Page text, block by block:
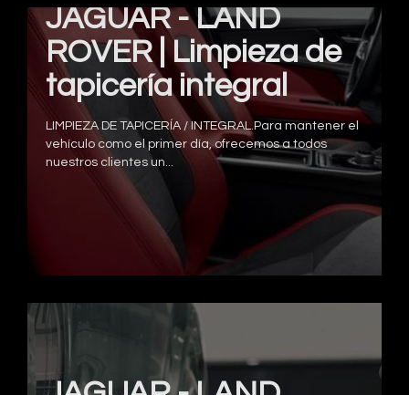
JAGUAR - LAND
ROVER | Limpieza de
tapicería integral
LIMPIEZA DE TAPICERÍA / INTEGRAL.Para mantener el
vehículo como el primer día, ofrecemos a todos
nuestros clientes un...